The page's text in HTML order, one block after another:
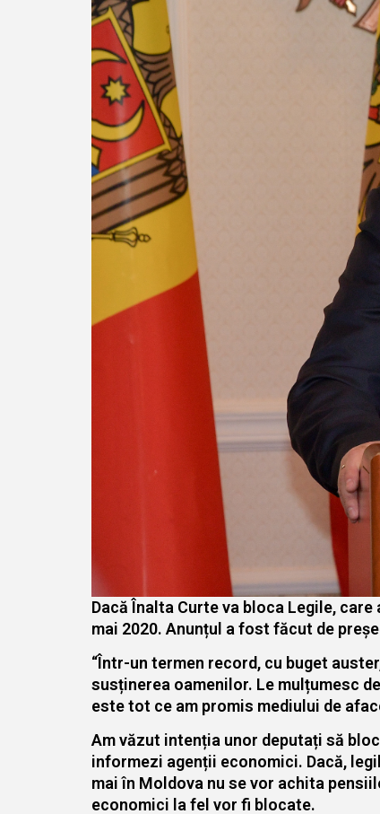
Dacă Înalta Curte va bloca Legile,
mai 2020. Anunțul a fost făcut de
“Într-un termen record, cu buget
susținerea oamenilor. Le mulțumesc
este tot ce am promis mediului de
Am văzut intenția unor deputați să
informezi agenții economici. Dacă,
mai în Moldova nu se vor achita
economici la fel vor fi blocate.